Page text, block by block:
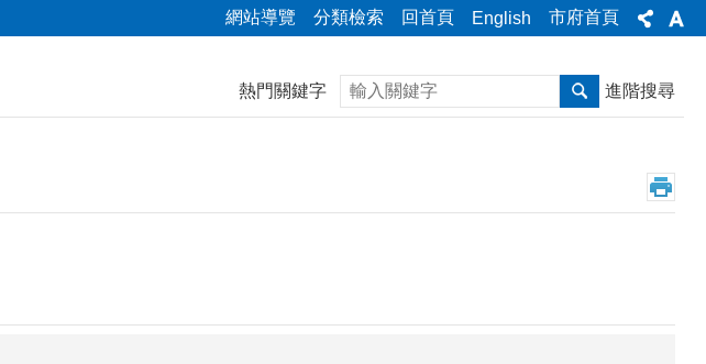
網站導覽 分類檢索 回首頁 English 市府首頁
熱門關鍵字 搜尋 進階搜尋